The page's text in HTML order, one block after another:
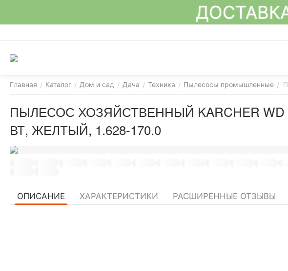
Главная / Каталог / Дом и сад / Дача / Техника / Пылесосы промышленные /
ПЫЛЕСОС ХОЗЯЙСТВЕННЫЙ KARCHER
ВТ, ЖЕЛТЫЙ, 1.628-170.0
ОПИСАНИЕ ХАРАКТЕРИСТИКИ РАСШИРЕННЫЕ ОТЗЫВЫ